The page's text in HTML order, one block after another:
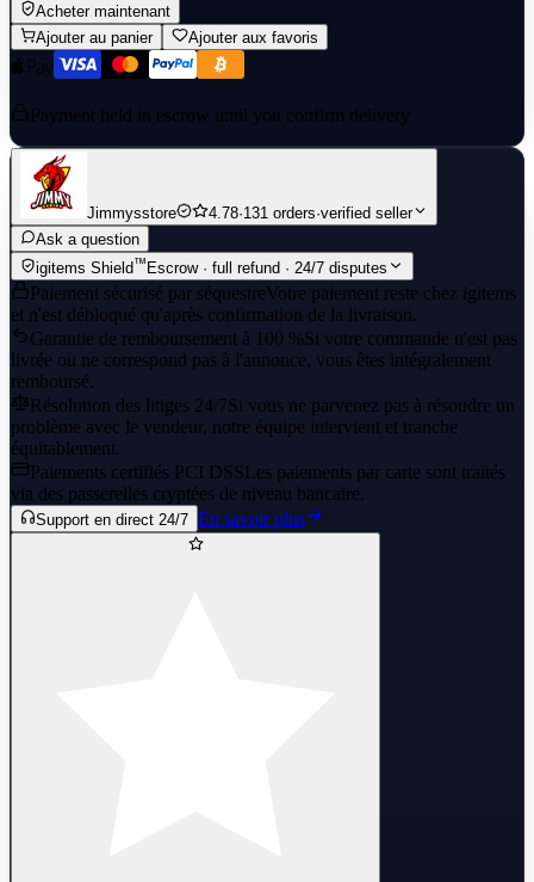
Acheter maintenant
Ajouter au panier
Ajouter aux favoris
Payment held in escrow until you confirm delivery
Jimmysstore 4.78·131 orders·verified seller
Ask a question
igitems Shield™ Escrow · full refund · 24/7 disputes
Paiement sécurisé par séquestreVotre paiement reste chez igitems
et n'est débloqué qu'après confirmation de la livraison.
Garantie de remboursement à 100 %Si votre commande n'est pas
livrée ou ne correspond pas à l'annonce, vous êtes intégralement
remboursé.
Résolution des litiges 24/7Si vous ne parvenez pas à résoudre un
problème avec le vendeur, notre équipe intervient et tranche
équitablement.
Paiements certifiés PCI DSSLes paiements par carte sont traités
via des passerelles cryptées de niveau bancaire.
Support en direct 24/7 En savoir plus